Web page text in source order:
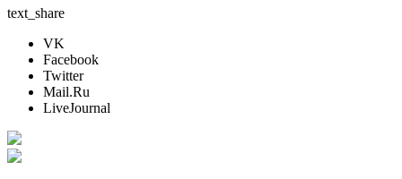
text_share
VK
Facebook
Twitter
Mail.Ru
LiveJournal